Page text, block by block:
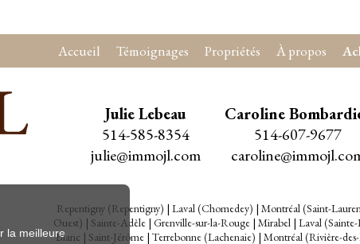
Accueil Témoignages Propriétés À propos
Julie Lebeau
514-585-8354
julie@immojl.com
Caroline
514-607-9677
Repentigny (Repentigny) | Laval (Chomedey) | Montréal (Saint-
Ouest) | Sainte-Adèle| Grenville-sur-la-Rouge| Mirabel| Laval (Sainte-
Blanc | Saint-Jérôme | Terrebonne (Lachenaie) | Montréal (Rivière-
la meilleure